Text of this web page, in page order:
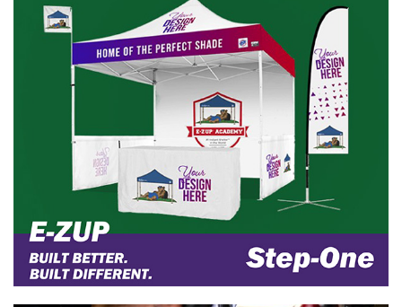
集があるとのことなので、その辺り
の話を少々。うちでは子 ...
ずに操作できる10速化を実現させて
いる。 クランクまわりからライトな
どの小物まで、使用するパーツは ...